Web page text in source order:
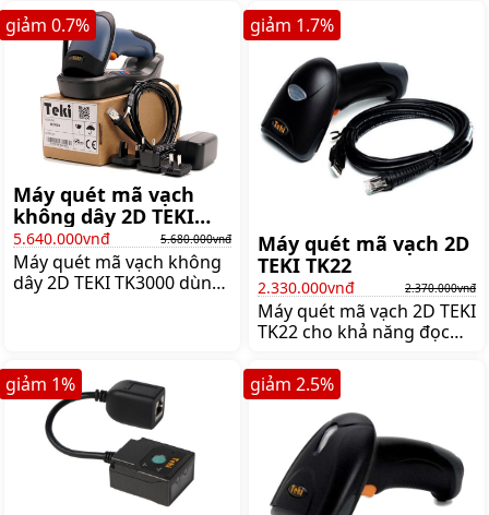
vạch 1D và 2D, hỗ trợ kết
nối 2.4 GHz ISM Wireless
Band và Bluetooth 4.0,
Giá:2.830.000 đ
chống bụi, cho kết quả
nhanh và chính xác,
Giá:2.640.000 đ
Máy quét mã vạch
không dây 2D TEKI
TK3000
5.640.000vnđ 5.680.000vnđ
Máy quét mã vạch không
dây 2D TEKI TK3000 dùng
vạch 1D và mã vạch 2D,
Giá:5.680.000 đ
giảm 0.7%
Máy quét mã vạch 2D
TEKI TK22
2.330.000vnđ 2.370.000vnđ
Máy quét mã vạch 2D TEKI
TK22 cho khả năng đọc
mức giá hợp lý được trang
bị khả năng chống nước
và chống sốc,
Giá:2.370.000 đ
giảm 1.7%
giảm 1% giảm 2.5%